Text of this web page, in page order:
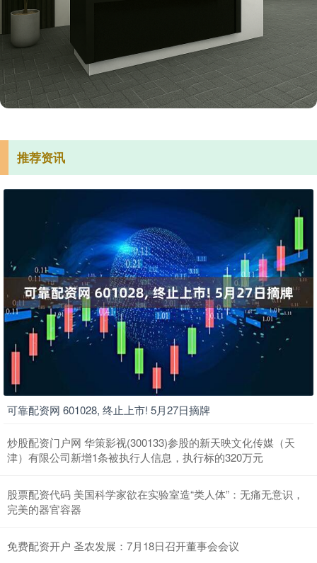
推荐资讯
可靠配资网 601028, 终止上市! 5月27日摘牌
炒股配资门户网 华策影视(300133)参股的新天映文化传媒（天
津）有限公司新增1条被执行人信息，执行标的320万元
股票配资代码 美国科学家欲在实验室造“类人体”：无痛无意识，
完美的器官容器
免费配资开户 圣农发展：7月18日召开董事会会议